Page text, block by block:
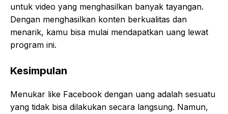
untuk video yang menghasilkan banyak tayangan.
Dengan menghasilkan konten berkualitas dan
menarik, kamu bisa mulai mendapatkan uang lewat
program ini.
Kesimpulan
Menukar like Facebook dengan uang adalah sesuatu
yang tidak bisa dilakukan secara langsung. Namun,